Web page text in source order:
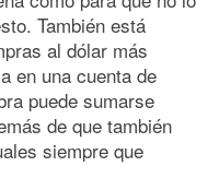
También está
al dólar más
en una cuenta de
puede sumarse
de que también
siempre que